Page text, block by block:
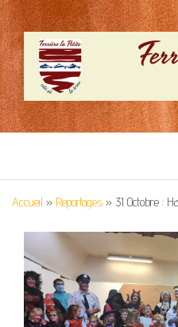
SITE
Cité de la terre
Accueil » Reportages » 31 Octobre :